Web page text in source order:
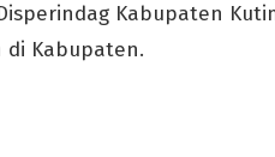
Kabupaten
di Kabupaten.